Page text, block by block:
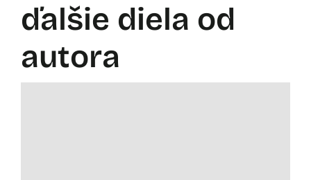
ďalšie diela od
autora